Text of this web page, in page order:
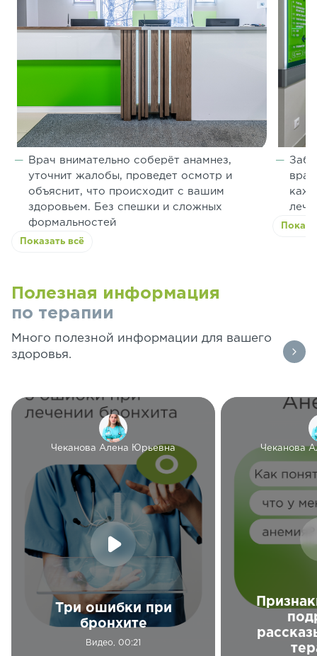
Врач внимательно соберёт анамнез,
уточнит жалобы, проведет осмотр и
объяснит, что происходит с вашим
здоровьем. Без спешки и сложных
формальностей
Показать всё
Полезная информация
по терапии
Много полезной информации для вашего
здоровья.
Чеканова Алена Юрьевна
Три ошибки при
бронхите
Видео, 00:21
Чеканова